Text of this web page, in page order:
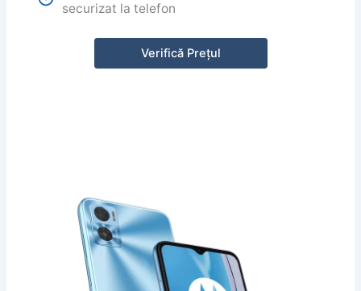
securizat la telefon
Verifică Prețul